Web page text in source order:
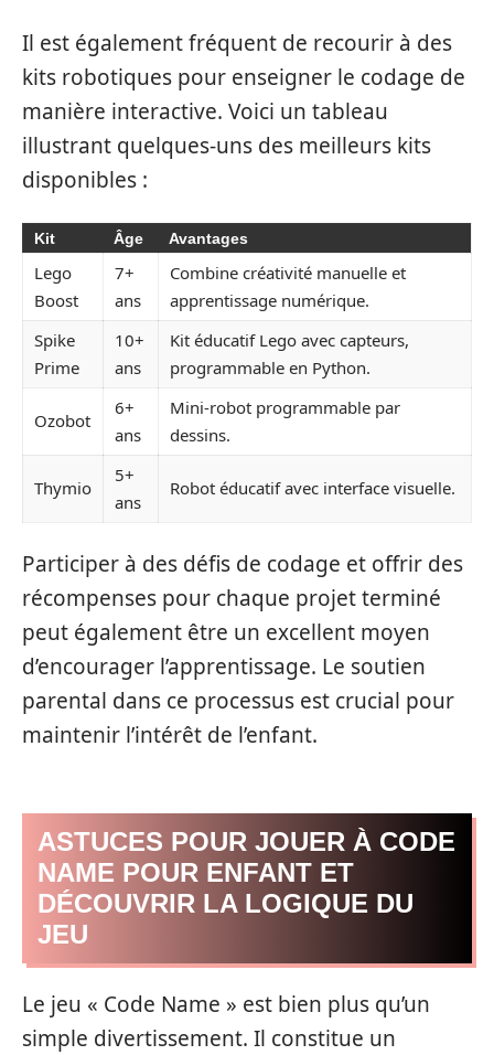
Il est également fréquent de recourir à des
kits robotiques pour enseigner le codage de
manière interactive. Voici un tableau
illustrant quelques-uns des meilleurs kits
disponibles :
Kit Âge Avantages
Lego
Boost
7+
ans
Combine créativité manuelle et
apprentissage numérique.
Spike
Prime
10+
ans
Kit éducatif Lego avec capteurs,
programmable en Python.
Ozobot
6+
ans
Mini-robot programmable par
dessins.
Thymio
5+
ans
Robot éducatif avec interface visuelle.
Participer à des défis de codage et offrir des
récompenses pour chaque projet terminé
peut également être un excellent moyen
d’encourager l’apprentissage. Le soutien
parental dans ce processus est crucial pour
maintenir l’intérêt de l’enfant.
ASTUCES POUR JOUER À CODE
NAME POUR ENFANT ET
DÉCOUVRIR LA LOGIQUE DU
JEU
Le jeu « Code Name » est bien plus qu’un
simple divertissement. Il constitue un